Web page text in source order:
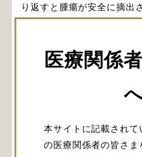
医療関係
本サイトに記載されて
の医療関係者の皆さ
り返すと腫瘍が安全に摘出
常に重要である。今回はこ
の頭蓋底到達法を紹介する。